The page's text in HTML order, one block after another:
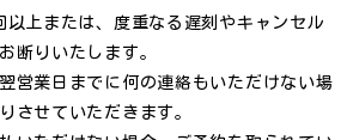
上または、度重なる遅刻やキャンセル
断りいたします。
営業日までに何の連絡もいただけない場
させていただきます。